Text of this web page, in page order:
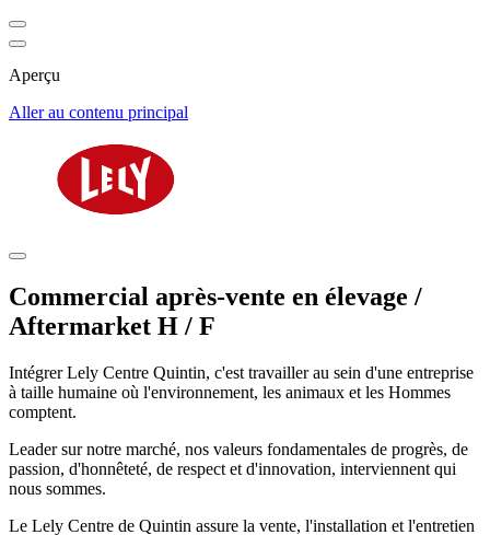
Aperçu
Aller au contenu principal
Commercial après-vente en élevage /
Aftermarket H / F
Intégrer Lely Centre Quintin, c'est travailler au sein d'une entreprise
à taille humaine où l'environnement, les animaux et les Hommes
comptent.
Leader sur notre marché, nos valeurs fondamentales de progrès, de
passion, d'honnêteté, de respect et d'innovation, interviennent qui
nous sommes.
Le Lely Centre de Quintin assure la vente, l'installation et l'entretien